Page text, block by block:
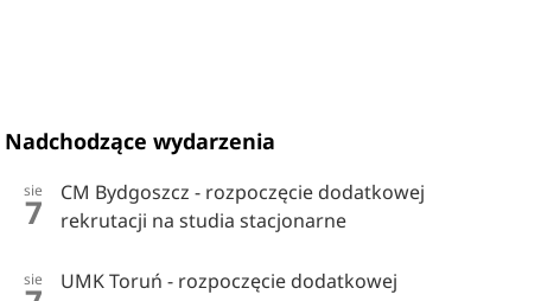
Nadchodzące wydarzenia
sie
7
CM Bydgoszcz - rozpoczęcie dodatkowej
rekrutacji na studia stacjonarne
sie
UMK Toruń - rozpoczęcie dodatkowej